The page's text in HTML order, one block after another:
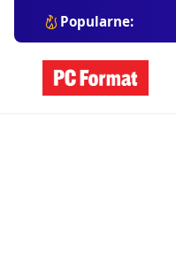
Popularne: